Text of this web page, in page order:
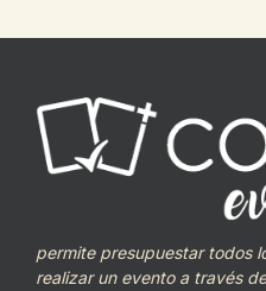
permite presupuestar todos
realizar un evento a través